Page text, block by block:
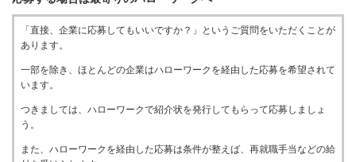
「直接、企業に応募してもいいですか？」というご質問をいただくことが
あります。
一部を除き、ほとんどの企業はハローワークを経由した応募を希望されて
います。
つきましては、ハローワークで紹介状を発行してもらって応募しましょ
う。
また、ハローワークを経由した応募は条件が整えば、再就職手当などの給